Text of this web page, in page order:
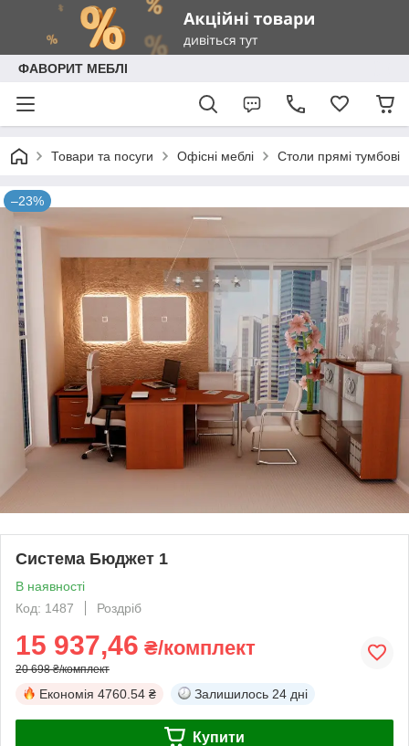
ФАВОРИТ МЕБЛІ
Товари та посуги Офісні меблі Столи прямі тумбові
–23%
Система Бюджет 1
В наявності
Код: 1487
Роздріб
15 937,46 ₴/комплект
20 698 ₴/комплект
Економія 4760.54 ₴ Залишилось 24 дні
Купити